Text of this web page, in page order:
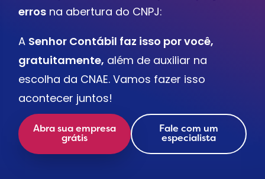
erros na abertura do CNPJ:
A Senhor Contábil faz isso por você,
gratuitamente, além de auxiliar na
escolha da CNAE. Vamos fazer isso
acontecer juntos!
Abra sua empresa
grátis
Fale com um
especialista